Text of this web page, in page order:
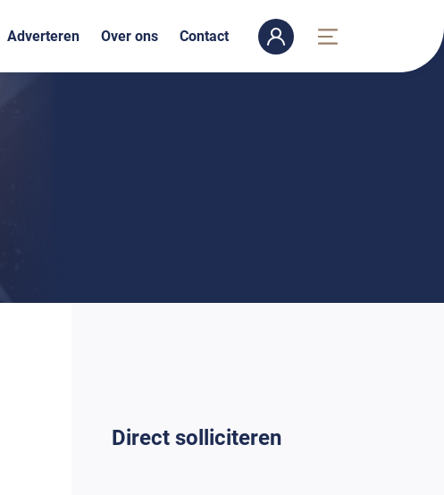
Adverteren Over ons Contact
Direct solliciteren